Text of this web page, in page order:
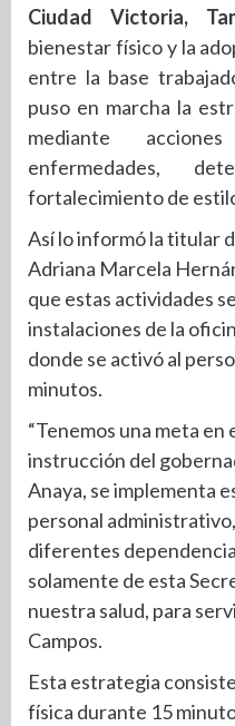
Ciudad Victoria,
bienestar físico y la
entre la base
puso en marcha la
mediante
enfermedades,
fortalecimiento de
Así lo informó la titular
Adriana Marcela
que estas actividades
instalaciones de la
donde se activó al
minutos.
“Tenemos una meta en
instrucción del
Anaya, se implementa
personal
diferentes
solamente de esta
nuestra salud, para
Campos.
Esta estrategia
física durante 15